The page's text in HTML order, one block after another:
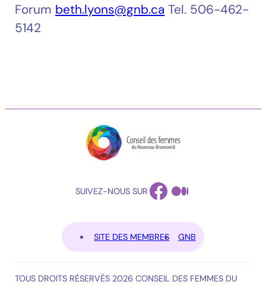
Forum beth.lyons@gnb.ca Tel. 506-462-
5142
SUIVEZ-NOUS SUR FACEBOOK
MEDIUM
SITE DES MEMBRES GNB
TOUS DROITS RÉSERVÉS 2026 CONSEIL DES FEMMES DU